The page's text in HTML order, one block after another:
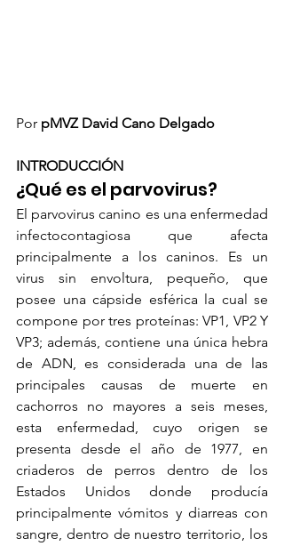
Por pMVZ David Cano Delgado
INTRODUCCIÓN
¿Qué es el parvovirus?
El parvovirus canino es una enfermedad
infectocontagiosa que afecta
principalmente a los caninos. Es un
virus sin envoltura, pequeño, que
posee una cápside esférica la cual se
compone por tres proteínas: VP1, VP2 Y
VP3; además, contiene una única hebra
de ADN, es considerada una de las
principales causas de muerte en
cachorros no mayores a seis meses,
esta enfermedad, cuyo origen se
presenta desde el año de 1977, en
criaderos de perros dentro de los
Estados Unidos donde producía
principalmente vómitos y diarreas con
sangre, dentro de nuestro territorio, los